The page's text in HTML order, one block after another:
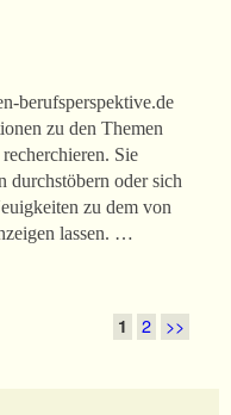
berufsperspektive.de
zu den Themen
Sie
durchstöbern oder sich
zu dem von
lassen. …
1 2 >>